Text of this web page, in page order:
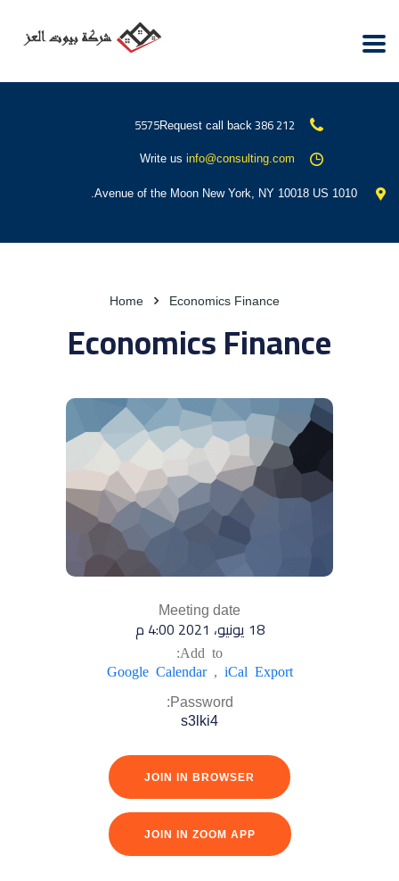
212 386 5575
Request call back
Write us info@consulting.com
1010 Avenue of the Moon New York, NY 10018 US.
Home Economics Finance
Economics Finance
Meeting date
18 يونيو، 2021 4:00 م
Add to:
Google Calendar, iCal Export
Password:
s3lki4
JOIN IN BROWSER
JOIN IN ZOOM APP